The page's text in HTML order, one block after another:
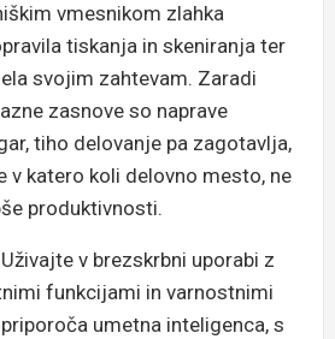
vmesnikom zlahka
tiskanja in skeniranja ter
svojim zahtevam. Zaradi
zasnove so naprave
tiho delovanje pa zagotavlja,
v katero koli delovno mesto, ne
produktivnosti.
Uživajte v brezskrbni uporabi z
funkcijami in varnostnimi
umetna inteligenca, s